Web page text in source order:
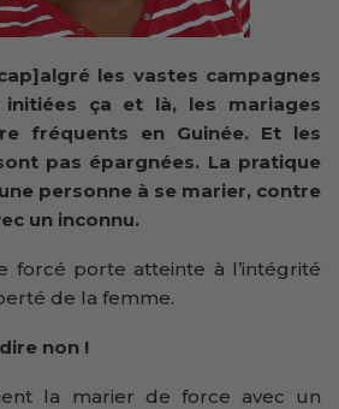
les vastes campagnes
initiées ça et là, les mariages
fréquents en Guinée. Et les
pas épargnées. La pratique
personne à se marier, contre
un inconnu.
forcé porte atteinte à l’intégrité
de la femme.
non !
la marier de force avec un